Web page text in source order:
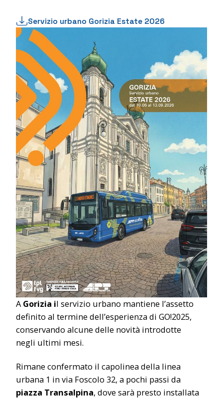
Servizio urbano Gorizia Estate 2026
AGorizia il servizio urbano mantiene l’assetto
definito al termine dell’esperienza di GO!2025,
conservando alcune delle novità introdotte
negli ultimi mesi.
Rimane confermato il capolinea della linea
urbana 1 in via Foscolo 32, a pochi passi da
piazza Transalpina, dove sarà presto installata